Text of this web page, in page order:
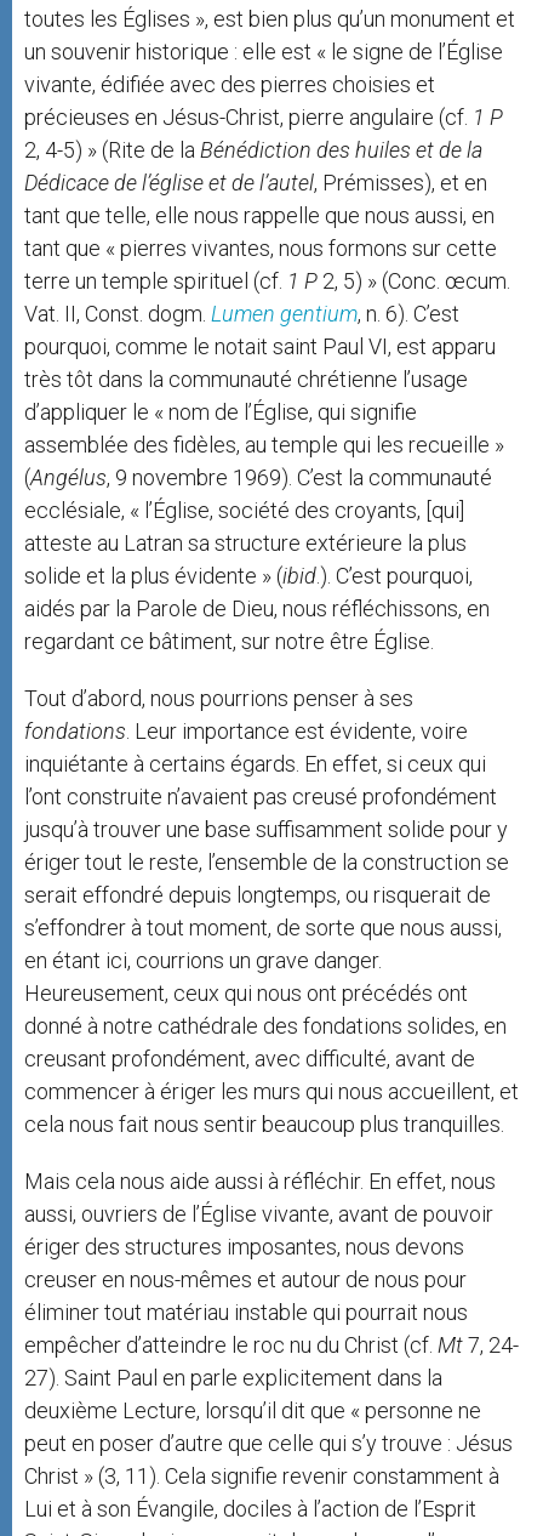
toutes les Églises », est bien plus qu’un monument et
un souvenir historique : elle est « le signe de l’Église
vivante, édifiée avec des pierres choisies et
précieuses en Jésus-Christ, pierre angulaire (cf. 1 P
2, 4-5) » (Rite de la Bénédiction des huiles et de la
Dédicace de l’église et de l’autel, Prémisses), et en
tant que telle, elle nous rappelle que nous aussi, en
tant que « pierres vivantes, nous formons sur cette
terre un temple spirituel (cf. 1 P 2, 5) » (Conc. œcum.
Vat. II, Const. dogm. Lumen gentium, n. 6). C’est
pourquoi, comme le notait saint Paul VI, est apparu
très tôt dans la communauté chrétienne l’usage
d’appliquer le « nom de l’Église, qui signifie
assemblée des fidèles, au temple qui les recueille »
(Angélus, 9 novembre 1969). C’est la communauté
ecclésiale, « l’Église, société des croyants, [qui]
atteste au Latran sa structure extérieure la plus
solide et la plus évidente » (ibid.). C’est pourquoi,
aidés par la Parole de Dieu, nous réfléchissons, en
regardant ce bâtiment, sur notre être Église.
Tout d’abord, nous pourrions penser à ses
fondations . Leur importance est évidente, voire
inquiétante à certains égards. En effet, si ceux qui
l’ont construite n’avaient pas creusé profondément
jusqu’à trouver une base suffisamment solide pour y
ériger tout le reste, l’ensemble de la construction se
serait effondré depuis longtemps, ou risquerait de
s’effondrer à tout moment, de sorte que nous aussi,
en étant ici, courrions un grave danger.
Heureusement, ceux qui nous ont précédés ont
donné à notre cathédrale des fondations solides, en
creusant profondément, avec difficulté, avant de
commencer à ériger les murs qui nous accueillent, et
cela nous fait nous sentir beaucoup plus tranquilles.
Mais cela nous aide aussi à réfléchir. En effet, nous
aussi, ouvriers de l’Église vivante, avant de pouvoir
ériger des structures imposantes, nous devons
creuser en nous-mêmes et autour de nous pour
éliminer tout matériau instable qui pourrait nous
empêcher d’atteindre le roc nu du Christ (cf. Mt7, 24-
27). Saint Paul en parle explicitement dans la
deuxième Lecture, lorsqu’il dit que « personne ne
peut en poser d’autre que celle qui s’y trouve : Jésus
Christ » (3, 11). Cela signifie revenir constamment à
Lui et à son Évangile, dociles à l’action de l’Esprit